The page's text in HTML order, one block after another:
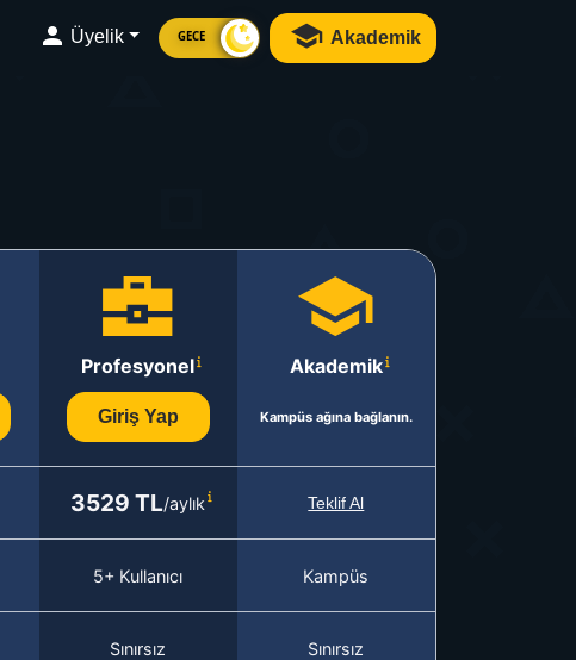
Üyelik GECE Akademik
Profesyonel
Giriş Yap
Akademik
Kampüs ağına bağlanın.
3529 TL/aylık Teklif Al
5+ Kullanıcı Kampüs
Sınırsız Sınırsız